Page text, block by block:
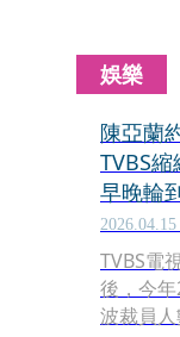
娛樂
陳亞蘭
TVBS
早晚輪
TVBS電
後，今
波裁員